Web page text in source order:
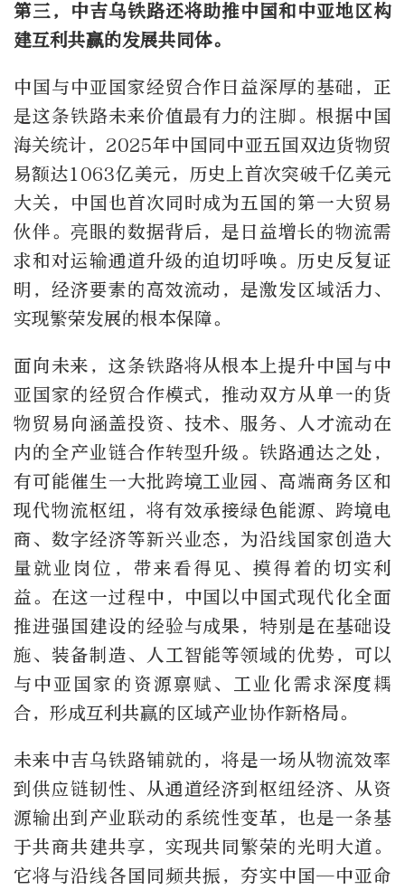
第三，中吉乌铁路还将助推中国和中亚地区构
建互利共赢的发展共同体。
中国与中亚国家经贸合作日益深厚的基础，正
是这条铁路未来价值最有力的注脚。根据中国
海关统计，2025年中国同中亚五国双边货物贸
易额达1063亿美元，历史上首次突破千亿美元
大关，中国也首次同时成为五国的第一大贸易
伙伴。亮眼的数据背后，是日益增长的物流需
求和对运输通道升级的迫切呼唤。历史反复证
明，经济要素的高效流动，是激发区域活力、
实现繁荣发展的根本保障。
面向未来，这条铁路将从根本上提升中国与中
亚国家的经贸合作模式，推动双方从单一的货
物贸易向涵盖投资、技术、服务、人才流动在
内的全产业链合作转型升级。铁路通达之处，
有可能催生一大批跨境工业园、高端商务区和
现代物流枢纽，将有效承接绿色能源、跨境电
商、数字经济等新兴业态，为沿线国家创造大
量就业岗位，带来看得见、摸得着的切实利
益。在这一过程中，中国以中国式现代化全面
推进强国建设的经验与成果，特别是在基础设
施、装备制造、人工智能等领域的优势，可以
与中亚国家的资源禀赋、工业化需求深度耦
合，形成互利共赢的区域产业协作新格局。
未来中吉乌铁路铺就的，将是一场从物流效率
到供应链韧性、从通道经济到枢纽经济、从资
源输出到产业联动的系统性变革，也是一条基
于共商共建共享，实现共同繁荣的光明大道。
它将与沿线各国同频共振，夯实中国—中亚命